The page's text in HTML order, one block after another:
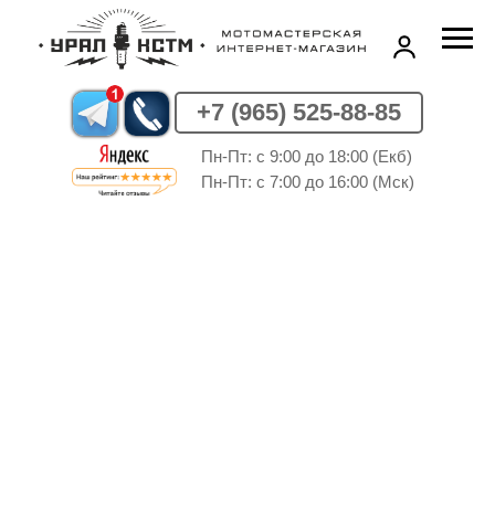
+7 (965) 525-88-85
Пн-Пт: c 9:00 до 18:00 (Екб)
Пн-Пт: c 7:00 до 16:00 (Мск)